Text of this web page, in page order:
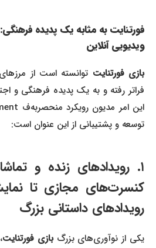
فورتنایت به مثابه یک پدیده فرهنگی:
ویدیویی آنلاین
بازی فورتنایتتوانسته است از مرزهای
فراتر رفته و به یک پدیده فرهنگی و
توسعه و پشتیبانی از این عنوان است:
۱. رویدادهای زنده و
کنسرت‌های مجازی تا نمایش
رویدادهای داستانی بزرگ
یکی از نوآوری‌های بزرگبازی فورتنایت،